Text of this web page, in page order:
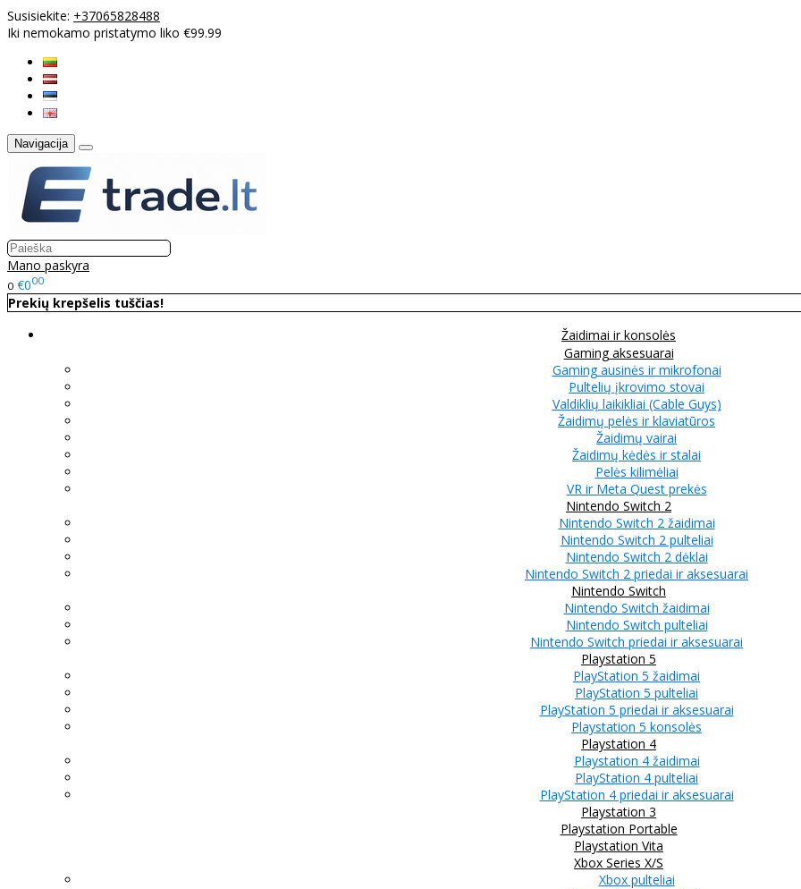
Susisiekite: +37065828488
Iki nemokamo pristatymo liko €99.99
Navigacija
Mano paskyra
0 €000
Prekių krepšelis tuščias!
Žaidimai ir konsolės
Gaming aksesuarai
Gaming ausinės ir mikrofonai
Pultelių įkrovimo stovai
Valdiklių laikikliai (Cable Guys)
Žaidimų pelės ir klaviatūros
Žaidimų vairai
Žaidimų kėdės ir stalai
Pelės kilimėliai
VR ir Meta Quest prekės
Nintendo Switch 2
Nintendo Switch 2 žaidimai
Nintendo Switch 2 pulteliai
Nintendo Switch 2 dėklai
Nintendo Switch 2 priedai ir aksesuarai
Nintendo Switch
Nintendo Switch žaidimai
Nintendo Switch pulteliai
Nintendo Switch priedai ir aksesuarai
Playstation 5
PlayStation 5 žaidimai
PlayStation 5 pulteliai
PlayStation 5 priedai ir aksesuarai
Playstation 5 konsolės
Playstation 4
Playstation 4 žaidimai
PlayStation 4 pulteliai
PlayStation 4 priedai ir aksesuarai
Playstation 3
Playstation Portable
Playstation Vita
Xbox Series X/S
Xbox pulteliai